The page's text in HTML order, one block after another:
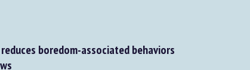
boredom-associated behaviors